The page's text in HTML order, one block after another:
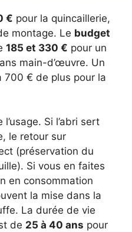
€ pour la quincaillerie,
montage. Le budget
185 et 330 € pour un
main-d’œuvre. Un
€ de plus pour la
Si l’abri sert
le retour sur
(préservation du
Si vous en faites
en consommation
la mise dans la
La durée de vie
de 25 à 40 ans pour